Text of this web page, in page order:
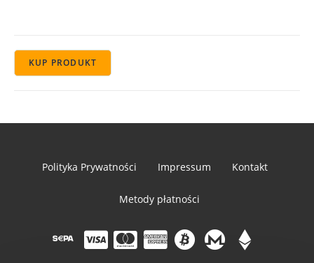
KUP PRODUKT
Polityka Prywatności Impressum Kontakt
Metody płatności